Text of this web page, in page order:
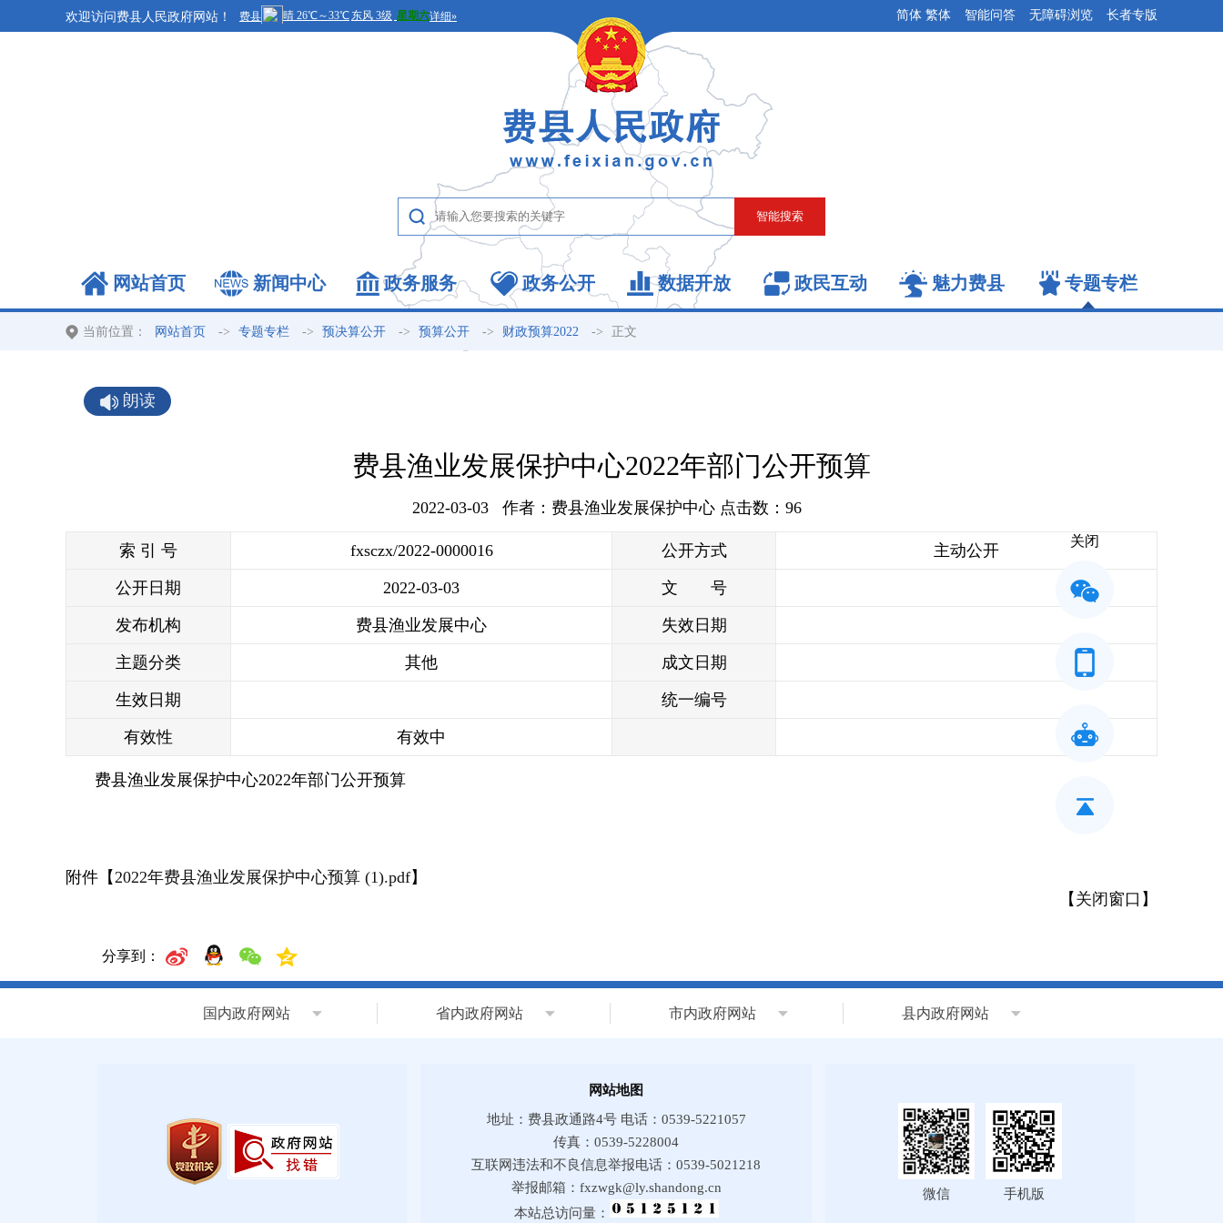
欢迎访问费县人民政府网站！ 智能问答 无障碍浏览 长者专版
简体 繁体
网站首页 新闻中心 政务服务 政务公开 数据开放 政民互动 魅力费县 专题专栏
当前位置： 网站首页 -> 专题专栏 -> 预决算公开 -> 预算公开 -> 财政预算2022 -> 正文
朗读
费县渔业发展保护中心2022年部门公开预算
2022-03-03 作者：费县渔业发展保护中心 点击数： 96
索 引 号 fxsczx/2022-0000016 公开方式 主动公开
公开日期 2022-03-03 文 号
发布机构 费县渔业发展中心 失效日期
主题分类 其他 成文日期
生效日期 统一编号
有效性 有效中
费县渔业发展保护中心2022年部门公开预算
附件【2022年费县渔业发展保护中心预算 (1).pdf】
【 关闭窗口 】
分享到：
国内政府网站 省内政府网站 市内政府网站 县内政府网站
网站地图
地址：费县政通路4号 电话：0539-5221057
传真：0539-5228004
互联网违法和不良信息举报电话：0539-5021218
举报邮箱：fxzwgk@ly.shandong.cn
本站总访问量：
微信 手机版
关闭